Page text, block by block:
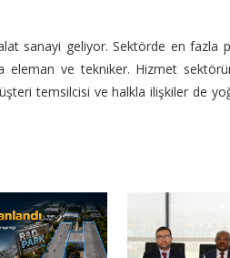
sanayi geliyor. Sektörde en fazla
eleman ve tekniker. Hizmet
temsilcisi ve halkla ilişkiler de